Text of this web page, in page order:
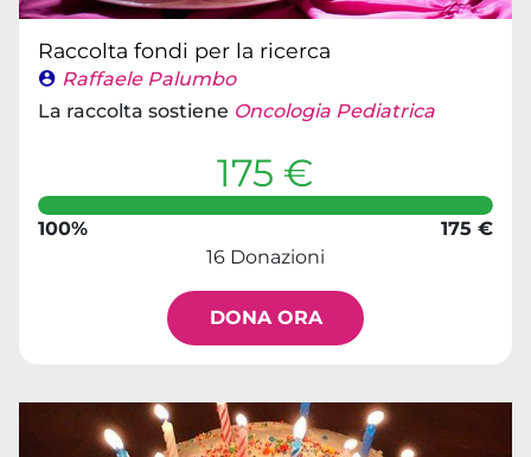
Raccolta fondi per la ricerca
Raffaele Palumbo
La raccolta sostiene Oncologia Pediatrica
175 €
100%
175 €
16 Donazioni
DONA ORA